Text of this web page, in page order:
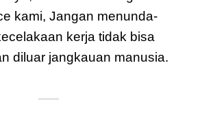
kami, Jangan menunda-
kerja tidak bisa
diluar jangkauan manusia.